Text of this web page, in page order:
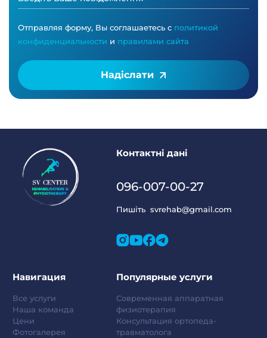
Отправляя форму, Вы соглашаетесь с политикой
конфиденциальности и правилами сайта
Надіслати
Навигация
Все услуги
Наша команда
Цени
Фотогалерея
Популярные услуги
Современная аппаратная
физиотерапия
Консультация ортопеда-
травматолога
Контактні дані
096-007-00-27
Пишітьsvrehab@gmail.com